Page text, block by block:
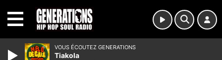
VOUS ÉCOUTEZ GENERATIONS
Tiakola